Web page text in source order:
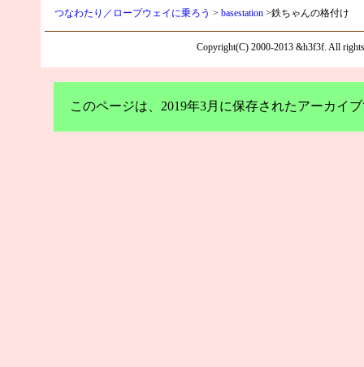
つなわたり／ロープウェイに乗ろう > basestation >鉄ちゃんの格付け
Copyright(C) 2000-2013 &h3f3f. All
このページは、2019年3月に保存されたアーカイ